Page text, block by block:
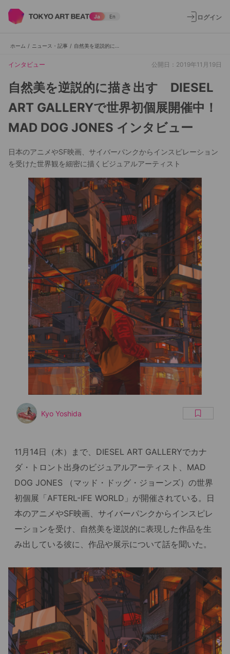
Ja En ログイン
ホーム / ニュース・記事 /
インタビュー 公開日：2019年11月19日
自然美を逆説的に描き出す DIESEL
ART GALLERYで世界初個展開催中！
MAD DOG JONES インタビュー
日本のアニメやSF映画、サイバーパンクからインスピレーション
を受けた世界観を細密に描くビジュアルアーティスト
Kyo Yoshida
11月14日（木）まで、DIESEL ART GALLERYでカナ
ダ・トロント出身のビジュアルアーティスト、MAD
DOG JONES （マッド・ドッグ・ジョーンズ）の世界
初個展「AFTERL-IFE WORLD」が開催されている。日
本のアニメやSF映画、サイバーパンクからインスピレ
ーションを受け、自然美を逆説的に表現した作品を生
み出している彼に、作品や展示について話を聞いた。